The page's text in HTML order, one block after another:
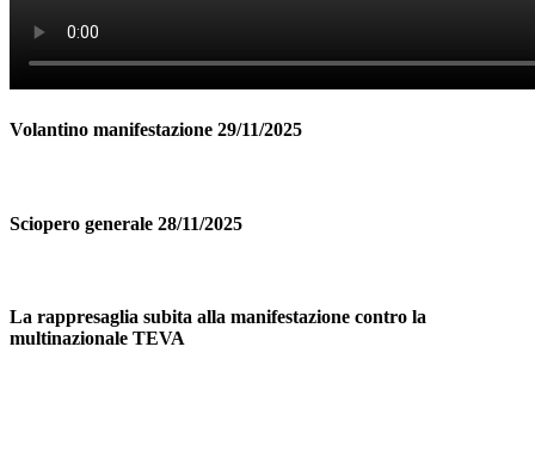
Volantino manifestazione 29/11/2025
Sciopero generale 28/11/2025
La rappresaglia subita alla manifestazione contro la
multinazionale TEVA